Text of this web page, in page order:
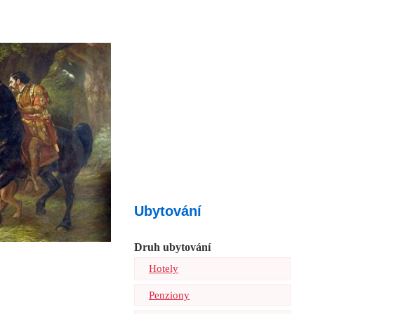
Ubytování
Druh ubytování
Hotely
Penziony